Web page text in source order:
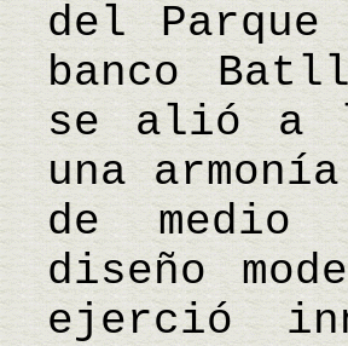
del
banco
se alió a
una
de medio
diseño
ejerció